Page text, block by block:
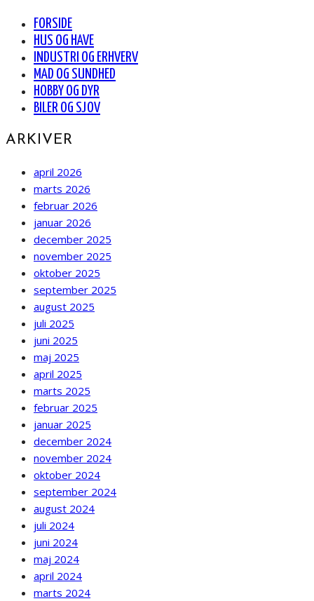
FORSIDE
HUS OG HAVE
INDUSTRI OG ERHVERV
MAD OG SUNDHED
HOBBY OG DYR
BILER OG SJOV
ARKIVER
april 2026
marts 2026
februar 2026
januar 2026
december 2025
november 2025
oktober 2025
september 2025
august 2025
juli 2025
juni 2025
maj 2025
april 2025
marts 2025
februar 2025
januar 2025
december 2024
november 2024
oktober 2024
september 2024
august 2024
juli 2024
juni 2024
maj 2024
april 2024
marts 2024